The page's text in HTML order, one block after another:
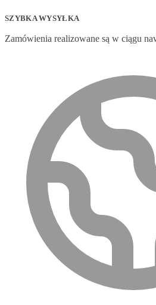
SZYBKA WYSYŁKA
Zamówienia realizowane są w ciągu